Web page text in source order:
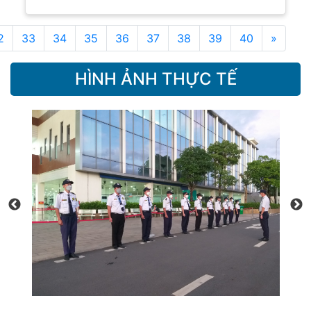
33 34 35 36 37 38 39 40 »
HÌNH ẢNH THỰC TẾ